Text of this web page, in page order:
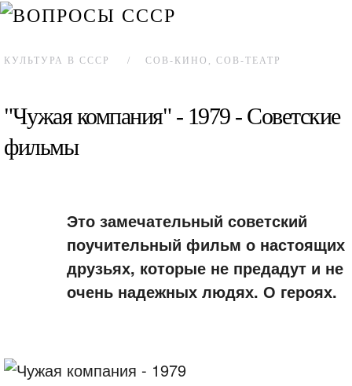
КУЛЬТУРА В СССР СОВ-КИНО, СОВ-ТЕАТР
"Чужая компания" - 1979 - Советские
фильмы
Это замечательный советский
поучительный фильм о настоящих
друзьях, которые не предадут и не
очень надежных людях. О героях.